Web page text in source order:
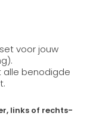
voor jouw
alle benodigde
links of rechts-